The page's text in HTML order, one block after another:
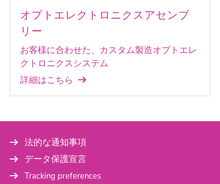
オプトエレクトロニクスアセンブ
リー
お客様に合わせた、カスタム製造オプトエレ
クトロニクスシステム
詳細はこちら
法的な通知事項
データ保護宣言
Tracking preferences